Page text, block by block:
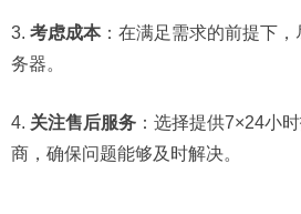
3. 考虑成本：在满足需求的前提下
务器。
4. 关注售后服务 ：选择提供7×24小
商，确保问题能够及时解决。